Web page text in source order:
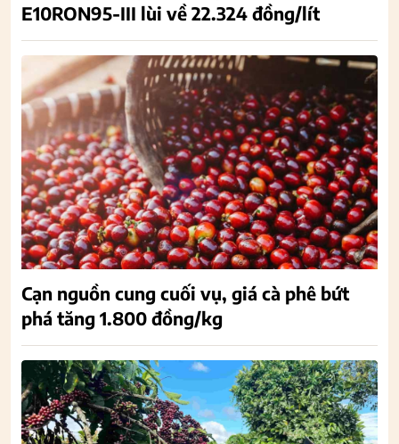
E10RON95-III lùi về 22.324 đồng/lít
Cạn nguồn cung cuối vụ, giá cà phê bứt
phá tăng 1.800 đồng/kg